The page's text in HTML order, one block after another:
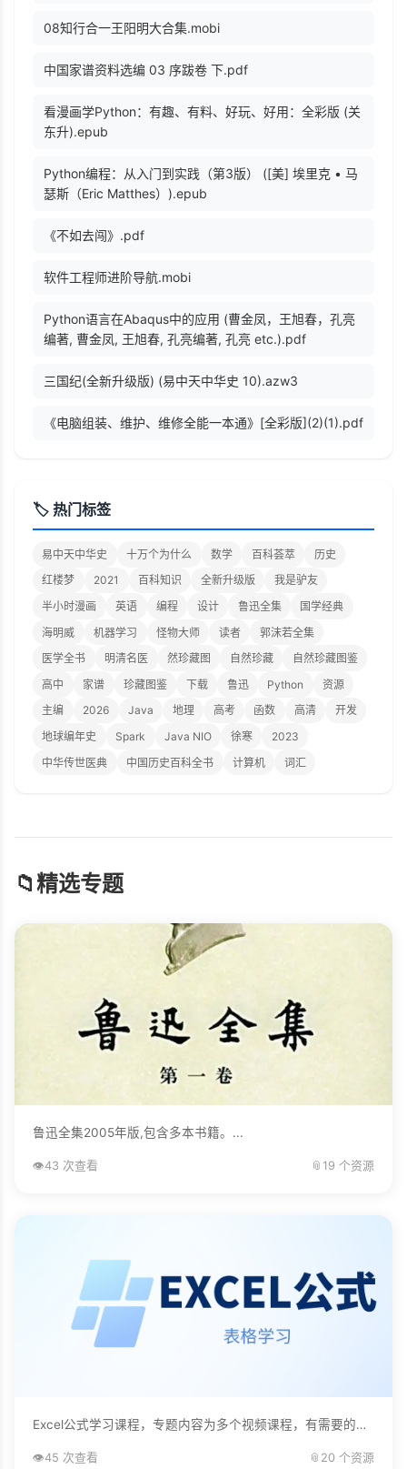
08知行合一王阳明大合集.mobi
中国家谱资料选编 03 序跋卷 下.pdf
看漫画学Python：有趣、有料、好玩、好用：全彩版 (关
东升).epub
Python编程：从入门到实践（第3版） ([美] 埃里克 • 马
瑟斯（Eric Matthes）).epub
《不如去闯》.pdf
软件工程师进阶导航.mobi
Python语言在Abaqus中的应用 (曹金凤，王旭春，孔亮
编著, 曹金凤, 王旭春, 孔亮编著, 孔亮 etc.).pdf
三国纪(全新升级版) (易中天中华史 10).azw3
《电脑组装、维护、维修全能一本通》[全彩版](2)(1).pdf
🏷️ 热门标签
易中天中华史 十万个为什么 数学 百科荟萃
历史
红楼梦
2021 百科知识 全新升级版
我是驴友
半小时漫画
英语 编程 设计 鲁迅全集
国学经典
海明威
机器学习 怪物大师 读者
郭沫若全集
医学全书
明清名医 然珍藏图 自然珍藏
自然珍藏图鉴
高中
家谱 珍藏图鉴 下载 鲁迅 Python
资源
主编
2026 Java 地理 高考 函数 高清
开发
地球编年史
Spark Java NIO 徐寒
2023
中华传世医典
中国历史百科全书 计算机 词汇
📁精选专题
鲁迅全集2005年版,包含多本书籍。...
👁️43 次查看 📎 19 个资源
Excel公式学习课程，专题内容为多个视频课程，有需要的自己下载学习。...
👁️45 次查看 📎 20 个资源